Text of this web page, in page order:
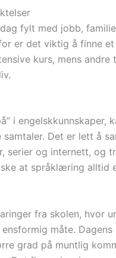
fylt med jobb,
er det viktig å finne
kurs, mens
i
Det er lett å
serier og internett, og
at språklæring alltid
fra skolen, hvor
måte.
grad på muntlig